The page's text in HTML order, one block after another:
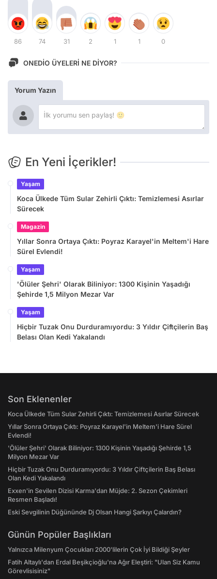
86 74 31 2 1 1 0
ONEDİO ÜYELERİ NE DİYOR?
Yorum Yazın
En Yeni İçerikler!
Yaşam
Koca Ülkede Tüm Sular Zehirli Çıktı: Temizlemesi Asırlar
Sürecek
Magazin
Yıllar Sonra Ortaya Çıktı: Poyraz Karayel'in Meltem'i Hare
Sürel Evlendi!
Yaşam
'Ölüler Şehri' Olarak Biliniyor: 1300 Kişinin Yaşadığı
Şehirde 1,5 Milyon Mezar Var
Yaşam
Hiçbir Tuzak Onu Durduramıyordu: 3 Yıldır Çiftçilerin Baş
Belası Olan Kedi Yakalandı
Son Eklenenler
Koca Ülkede Tüm Sular Zehirli Çıktı: Temizlemesi Asırlar Sürecek
Yıllar Sonra Ortaya Çıktı: Poyraz Karayel'in Meltem'i Hare Sürel
Evlendi!
'Ölüler Şehri' Olarak Biliniyor: 1300 Kişinin Yaşadığı Şehirde 1,5
Milyon Mezar Var
Hiçbir Tuzak Onu Durduramıyordu: 3 Yıldır Çiftçilerin Baş Belası
Olan Kedi Yakalandı
Exxen'in Sevilen Dizisi Karma'dan Müjde: 2. Sezon Çekimleri
Resmen Başladı!
Eski Sevgilinin Düğününde Dj Olsan Hangi Şarkıyı Çalardın?
Günün Popüler Başlıkları
Yalnızca Milenyum Çocukları 2000'lilerin Çok İyi Bildiği Şeyler
Fatih Altaylı'dan Erdal Beşikçioğlu'na Ağır Eleştiri: "Ulan Siz Kamu
Görevlisisiniz"